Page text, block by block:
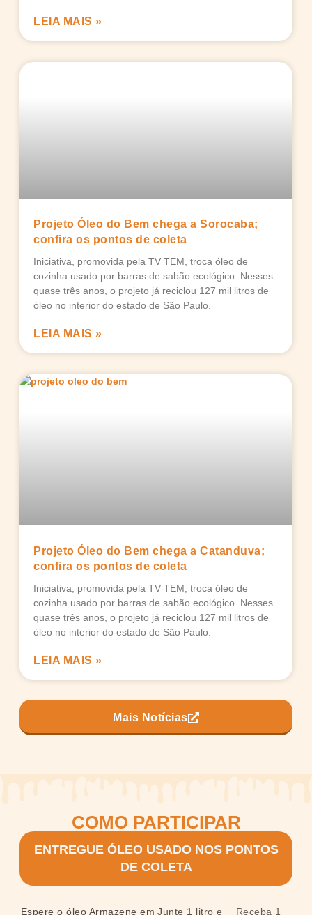
LEIA MAIS »
Projeto Óleo do Bem chega a Sorocaba;
confira os pontos de coleta
Iniciativa, promovida pela TV TEM, troca óleo de
cozinha usado por barras de sabão ecológico. Nesses
quase três anos, o projeto já reciclou 127 mil litros de
óleo no interior do estado de São Paulo.
LEIA MAIS »
Projeto Óleo do Bem chega a Catanduva;
confira os pontos de coleta
Iniciativa, promovida pela TV TEM, troca óleo de
cozinha usado por barras de sabão ecológico. Nesses
quase três anos, o projeto já reciclou 127 mil litros de
óleo no interior do estado de São Paulo.
LEIA MAIS »
Mais Notícias
COMO PARTICIPAR
ENTREGUE ÓLEO USADO NOS PONTOS
DE COLETA
Espere o óleo Armazene em Junte 1 litro e Receba 1